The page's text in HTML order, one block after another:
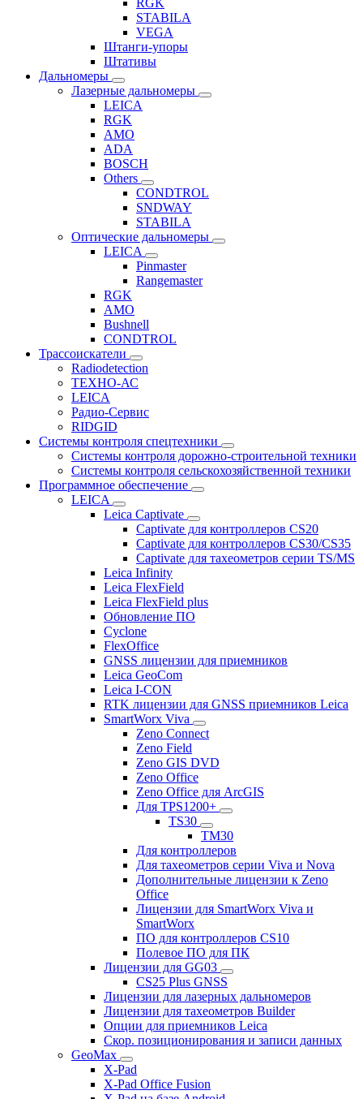
STABILA
VEGA
Штанги-упоры
Штативы
Дальномеры
Лазерные дальномеры
LEICA
RGK
AMO
ADA
BOSCH
Others
CONDTROL
SNDWAY
STABILA
Оптические дальномеры
LEICA
Pinmaster
Rangemaster
RGK
AMO
Bushnell
CONDTROL
Трассоискатели
Radiodetection
ТЕХНО-АС
LEICA
Радио-Сервис
RIDGID
Системы контроля спецтехники
Системы контроля дорожно-строительной техники
Системы контроля сельскохозяйственной техники
Программное обеспечение
LEICA
Leica Captivate
Captivate для контроллеров CS20
Captivate для контроллеров CS30/CS35
Captivate для тахеометров серии TS/MS
Leica Infinity
Leica FlexField
Leica FlexField plus
Обновление ПО
Cyclone
FlexOffice
GNSS лицензии для приемников
Leica GeoCom
Leica I-CON
RTK лицензии для GNSS приемников Leica
SmartWorx Viva
Zeno Connect
Zeno Field
Zeno GIS DVD
Zeno Office
Zeno Office для ArcGIS
Для TPS1200+
TS30
TM30
Для контроллеров
Для тахеометров серии Viva и Nova
Дополнительные лицензии к Zeno
Office
Лицензии для SmartWorx Viva и
SmartWorx
ПО для контроллеров CS10
Полевое ПО для ПК
Лицензии для GG03
CS25 Plus GNSS
Лицензии для лазерных дальномеров
Лицензии для тахеометров Builder
Опции для приемников Leica
Скор. позиционирования и записи данных
GeoMax
X-Pad
X-Pad Office Fusion